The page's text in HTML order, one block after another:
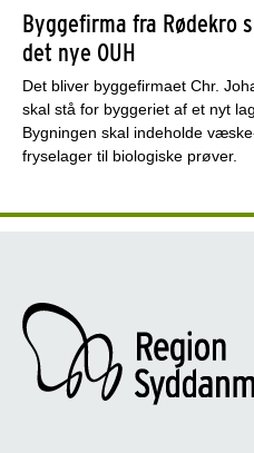
Byggefirma fra Rødekro
det nye OUH
Det bliver byggefirmaet Chr.
skal stå for byggeriet af et nyt
Bygningen skal indeholde
fryselager til biologiske prøver.